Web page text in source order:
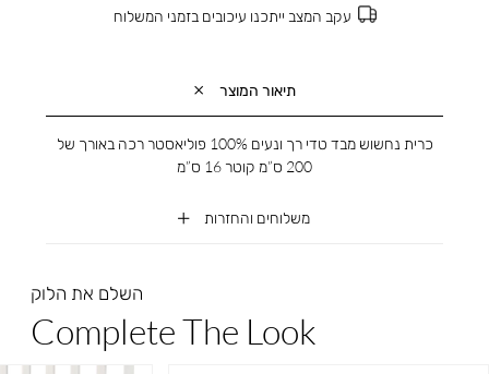
עקב המצב ייתכנו עיכובים בזמני המשלוח
תיאור המוצר
משלוחים והחזרות
כרית נחשוש מבד טדי רך ונעים 100% פוליאסטר רכה באורך של
200 ס”מ קוטר 16 ס”מ
השלם את הלוק
Complete The Look